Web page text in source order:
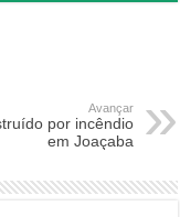
Avançar
por incêndio
em Joaçaba